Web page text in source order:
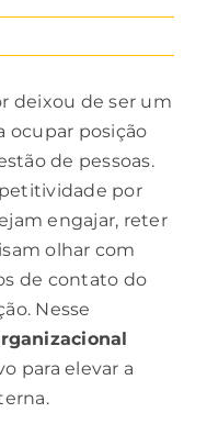
deixou de ser um
ocupar posição
de pessoas.
por
engajar, reter
olhar com
de contato do
Nesse
para elevar a